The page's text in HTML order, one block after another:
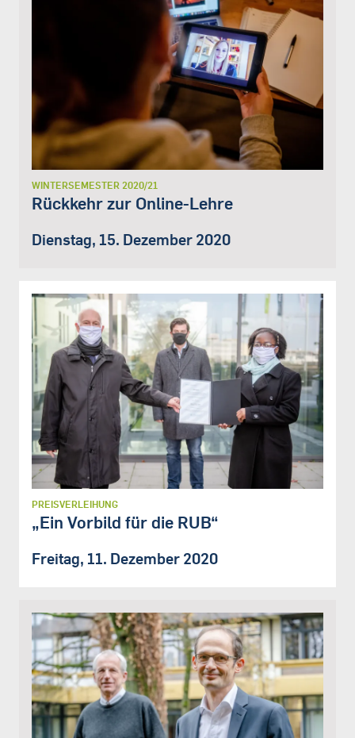
WINTERSEMESTER 2020/21
Rückkehr zur Online-Lehre
Dienstag, 15. Dezember 2020
PREISVERLEIHUNG
„Ein Vorbild für die RUB“
Freitag, 11. Dezember 2020